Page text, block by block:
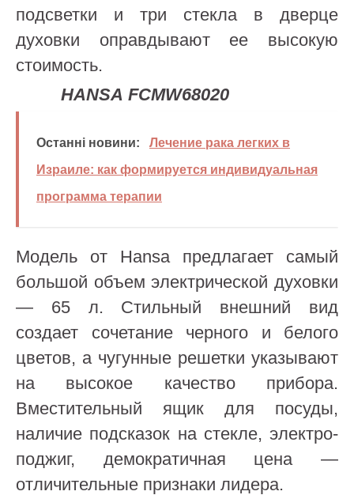
подсветки и три стекла в дверце
духовки оправдывают ее высокую
стоимость.
HANSA FCMW68020
Останні новини:
Лечение рака легких в
Израиле: как формируется индивидуальная
программа терапии
Модель от Hansa предлагает самый
большой объем электрической духовки
— 65 л. Стильный внешний вид
создает сочетание черного и белого
цветов, а чугунные решетки указывают
на высокое качество прибора.
Вместительный ящик для посуды,
наличие подсказок на стекле, электро-
поджиг, демократичная цена —
отличительные признаки лидера.